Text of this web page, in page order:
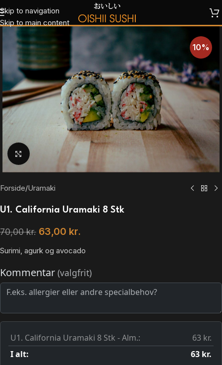
Skip to navigation
Skip to main content
10%
Klik for at forstørre
Forside/Uramaki
U1. California Uramaki 8 Stk
70,00kr. 63,00 kr.
Surimi, agurk og avocado